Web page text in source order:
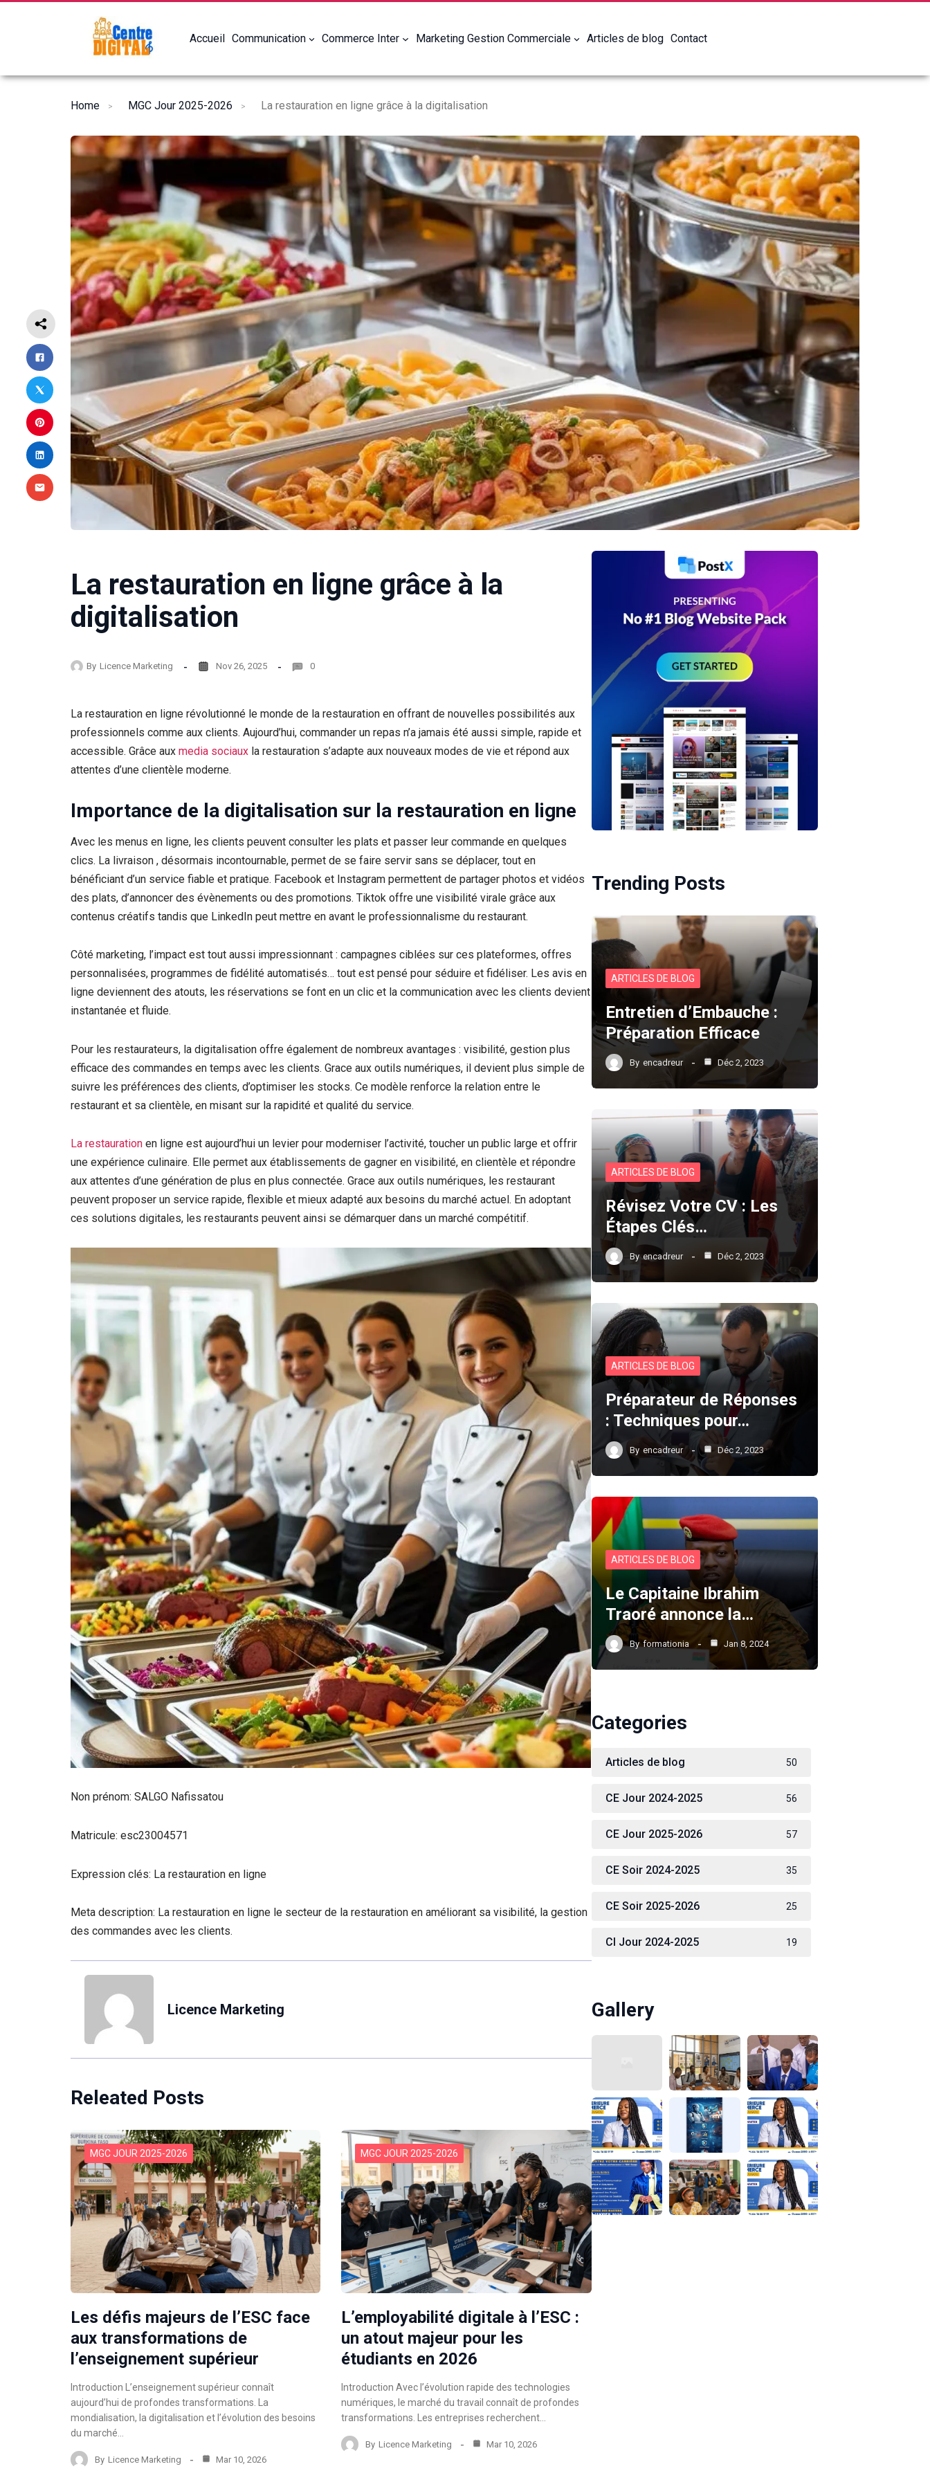
Accueil Communication Commerce Inter Marketing Gestion Commerciale Articles de blog Contact
Home MGC Jour 2025-2026 La restauration en ligne grâce à la digitalisation
La restauration en ligne grâce à la
digitalisation
By Licence Marketing Nov 26, 2025 0
La restauration en ligne révolutionné le monde de la restauration en offrant de nouvelles possibilités aux
professionnels comme aux clients. Aujourd’hui, commander un repas n’a jamais été aussi simple, rapide et
accessible. Grâce aux media sociaux la restauration s’adapte aux nouveaux modes de vie et répond aux
attentes d’une clientèle moderne.
Importance de la digitalisation sur la restauration en ligne
Avec les menus en ligne, les clients peuvent consulter les plats et passer leur commande en quelques
clics. La livraison , désormais incontournable, permet de se faire servir sans se déplacer, tout en
bénéficiant d’un service fiable et pratique. Facebook et Instagram permettent de partager photos et vidéos
des plats, d’annoncer des évènements ou des promotions. Tiktok offre une visibilité virale grâce aux
contenus créatifs tandis que LinkedIn peut mettre en avant le professionnalisme du restaurant.
Côté marketing, l’impact est tout aussi impressionnant : campagnes ciblées sur ces plateformes, offres
personnalisées, programmes de fidélité automatisés… tout est pensé pour séduire et fidéliser. Les avis en
ligne deviennent des atouts, les réservations se font en un clic et la communication avec les clients devient
instantanée et fluide.
Pour les restaurateurs, la digitalisation offre également de nombreux avantages : visibilité, gestion plus
efficace des commandes en temps avec les clients. Grace aux outils numériques, il devient plus simple de
suivre les préférences des clients, d’optimiser les stocks. Ce modèle renforce la relation entre le
restaurant et sa clientèle, en misant sur la rapidité et qualité du service.
La restauration en ligne est aujourd’hui un levier pour moderniser l’activité, toucher un public large et offrir
une expérience culinaire. Elle permet aux établissements de gagner en visibilité, en clientèle et répondre
aux attentes d’une génération de plus en plus connectée. Grace aux outils numériques, les restaurant
peuvent proposer un service rapide, flexible et mieux adapté aux besoins du marché actuel. En adoptant
ces solutions digitales, les restaurants peuvent ainsi se démarquer dans un marché compétitif.
Non prénom: SALGO Nafissatou
Matricule: esc23004571
Expression clés: La restauration en ligne
Meta description: La restauration en ligne le secteur de la restauration en améliorant sa visibilité, la gestion
des commandes avec les clients.
Licence Marketing
Releated Posts
MGC JOUR 2025-2026
Les défis majeurs de l’ESC face
aux transformations de
l’enseignement supérieur
Introduction L’enseignement supérieur connaît
aujourd’hui de profondes transformations. La
mondialisation, la digitalisation et l’évolution des besoins
du marché…
By Licence Marketing Mar 10, 2026
MGC JOUR 2025-2026
L’employabilité digitale à l’ESC :
un atout majeur pour les
étudiants en 2026
Introduction Avec l’évolution rapide des technologies
numériques, le marché du travail connaît de profondes
transformations. Les entreprises recherchent…
By Licence Marketing Mar 10, 2026
Trending Posts
ARTICLES DE BLOG
Entretien d’Embauche :
Préparation Efficace
By encadreur Déc 2, 2023
ARTICLES DE BLOG
Révisez Votre CV : Les
Étapes Clés…
By encadreur Déc 2, 2023
ARTICLES DE BLOG
Préparateur de Réponses
: Techniques pour…
By encadreur Déc 2, 2023
ARTICLES DE BLOG
Le Capitaine Ibrahim
Traoré annonce la…
By formationia Jan 8, 2024
Categories
Articles de blog 50
CE Jour 2024-2025 56
CE Jour 2025-2026 57
CE Soir 2024-2025 35
CE Soir 2025-2026 25
CI Jour 2024-2025 19
Gallery